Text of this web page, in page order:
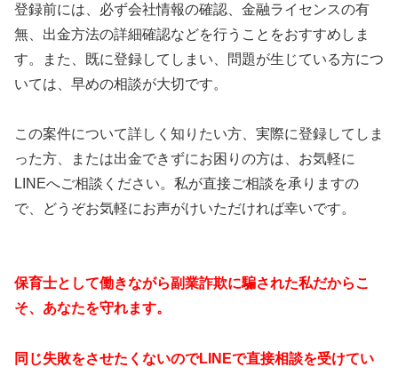
登録前には、必ず会社情報の確認、金融ライセンスの有
無、出金方法の詳細確認などを行うことをおすすめしま
す。また、既に登録してしまい、問題が生じている方につ
いては、早めの相談が大切です。
この案件について詳しく知りたい方、実際に登録してしま
った方、または出金できずにお困りの方は、お気軽に
LINEへご相談ください。私が直接ご相談を承りますの
で、どうぞお気軽にお声がけいただければ幸いです。
保育士として働きながら副業詐欺に騙された私だからこ
そ、あなたを守れます。
同じ失敗をさせたくないのでLINEで直接相談を受けてい